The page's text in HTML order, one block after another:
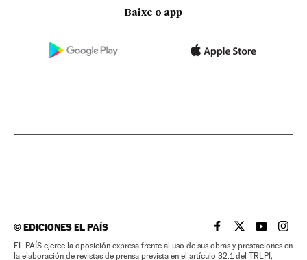
Baixe o app
©EDICIONES EL PAÍS EL PAÍS BRASIL EN
EL PAÍSEL PAÍS
EL
EL PAÍS ejerce la oposición expresa frente al uso de sus obras y prestaciones en
la elaboración de revistas de prensa prevista en el artículo 32.1 del TRLPI;